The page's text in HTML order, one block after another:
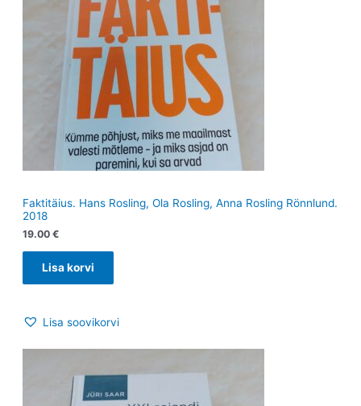
Faktitäius. Hans Rosling, Ola Rosling, Anna Rosling Rönnlund.
2018
19.00 €
Lisa korvi
Lisa soovikorvi